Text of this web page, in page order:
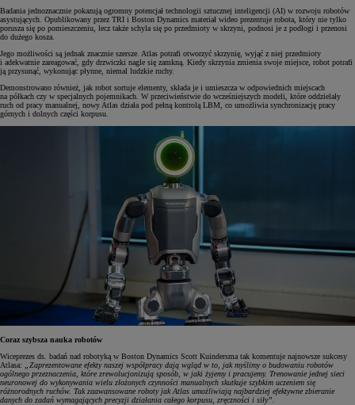
Badania jednoznacznie pokazują ogromny potencjał technologii sztucznej inteligencji (AI) w rozwoju robotów
asystujących. Opublikowany przez TRI i Boston Dynamics materiał wideo prezentuje robota, który nie tylko
porusza się po pomieszczeniu, lecz także schyla się po przedmioty w skrzyni, podnosi je z podłogi i przenosi
do dużego kosza.
Jego możliwości są jednak znacznie szersze. Atlas potrafi otworzyć skrzynię, wyjąć z niej przedmioty
i adekwatnie zareagować, gdy drzwiczki nagle się zamkną. Kiedy skrzynia zmienia swoje miejsce, robot potrafi
ją przysunąć, wykonując płynne, niemal ludzkie ruchy.
Demonstrowano również, jak robot sortuje elementy, składa je i umieszcza w odpowiednich miejscach
na półkach czy w specjalnych pojemnikach. W przeciwieństwie do wcześniejszych modeli, które oddzielały
ruch od pracy manualnej, nowy Atlas działa pod pełną kontrolą LBM, co umożliwia synchronizację pracy
górnych i dolnych części korpusu.
Coraz szybsza nauka robotów
Wiceprezes ds. badań nad robotyką w Boston Dynamics Scott Kuindersma tak komentuje najnowsze sukcesy
Atlasa:
„Zaprezentowane efekty naszej współpracy dają wgląd w to, jak myślimy o budowaniu robotów
ogólnego przeznaczenia, które zrewolucjonizują sposób, w jaki żyjemy i pracujemy. Trenowanie jednej sieci
neuronowej do wykonywania wielu złożonych czynności manualnych skutkuje szybkim uczeniem się
różnorodnych ruchów. Tak zaawansowane roboty jak Atlas umożliwiają najbardziej efektywne zbieranie
danych do zadań wymagających precyzji działania całego korpusu, zręczności i siły”.